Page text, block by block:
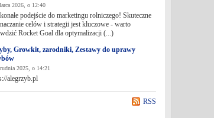
2026, o 12:40
podejście do marketingu rolniczego! Skuteczne
celów i strategii jest kluczowe - warto
Rocket Goal dla optymalizacji (...)
Growkit, zarodniki, Zestawy do uprawy
2025, o 14:21
alegrzyb.pl
RSS